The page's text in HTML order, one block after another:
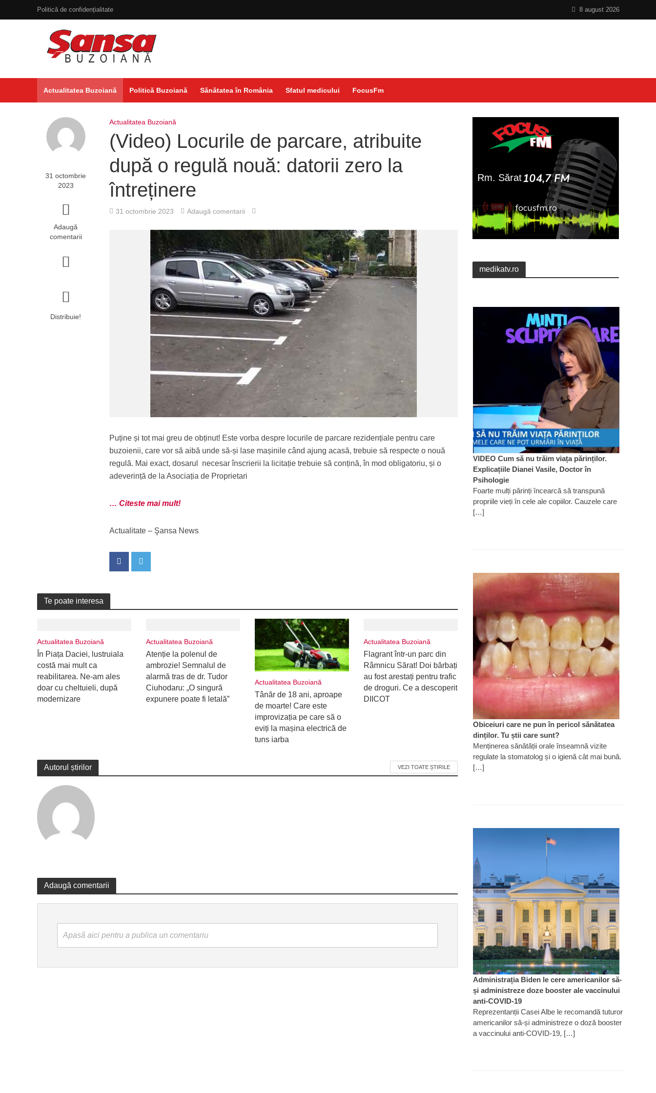
Politică de confidențialitate 8 august 2026
Actualitatea Buzoiană Politică Buzoiană Sănătatea în România Sfatul medicului FocusFm
31 octombrie
2023
Adaugă
comentarii
Distribuie!
Actualitatea Buzoiană
(Video) Locurile de parcare, atribuite
după o regulă nouă: datorii zero la
întreținere
31 octombrie 2023 Adaugă comentarii
Puține și tot mai greu de obținut! Este vorba despre locurile de parcare rezidențiale pentru care
buzoienii, care vor să aibă unde să-și lase mașinile când ajung acasă, trebuie să respecte o nouă
regulă. Mai exact, dosarul necesar înscrierii la licitație trebuie să conțină, în mod obligatoriu, și o
adeverință de la Asociația de Proprietari
… Citeste mai mult!
Actualitate – Şansa News
Te poate interesa
Actualitatea Buzoiană
În Piața Daciei, lustruiala
costă mai mult ca
reabilitarea. Ne-am ales
doar cu cheltuieli, după
modernizare
Actualitatea Buzoiană
Atenție la polenul de
ambrozie! Semnalul de
alarmă tras de dr. Tudor
Ciuhodaru: „O singură
expunere poate fi letală”
Actualitatea Buzoiană
Tânăr de 18 ani, aproape
de moarte! Care este
improvizația pe care să o
eviți la mașina electrică de
tuns iarba
Actualitatea Buzoiană
Flagrant într-un parc din
Râmnicu Sărat! Doi bărbați
au fost arestați pentru trafic
de droguri. Ce a descoperit
DIICOT
Autorul știrilor VEZI TOATE ȘTIRILE
Adaugă comentarii
Apasă aici pentru a publica un comentariu
medikatv.ro
VIDEO Cum să nu trăim viața părinților.
Explicațiile Dianei Vasile, Doctor în
Psihologie
Foarte mulți părinți încearcă să transpună
propriile vieți în cele ale copiilor. Cauzele care
[…]
Obiceiuri care ne pun în pericol sănătatea
dinților. Tu știi care sunt?
Menținerea sănătății orale înseamnă vizite
regulate la stomatolog și o igienă cât mai bună.
[…]
Administrația Biden le cere americanilor să-
și administreze doze booster ale vaccinului
anti-COVID-19
Reprezentanții Casei Albe le recomandă tuturor
americanilor să-și administreze o doză booster
a vaccinului anti-COVID-19, […]